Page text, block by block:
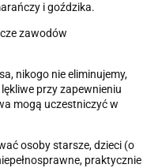
i goździka.
zawodów
nikogo nie eliminujemy,
przy zapewnieniu
mogą uczestniczyć w
osoby starsze, dzieci (o
praktycznie